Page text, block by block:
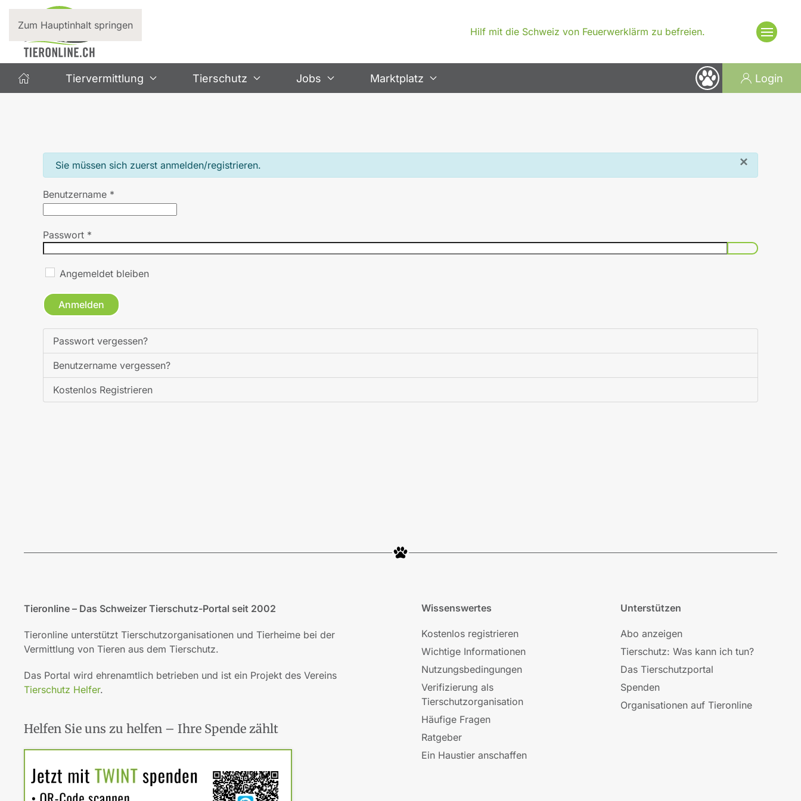
Zum Hauptinhalt springen
Hilf mit die Schweiz von Feuerwerklärm zu befreien.
Tiervermittlung Tierschutz Jobs Marktplatz Login
×
info
Sie müssen sich zuerst anmelden/registrieren.
Benutzername *
Passwort *
Passwort
Angemeldet bleiben
Anmelden
Passwort vergessen?
Benutzername vergessen?
Kostenlos Registrieren
Tieronline – Das Schweizer Tierschutz-Portal seit 2002
Tieronline unterstützt Tierschutzorganisationen und Tierheime bei der
Vermittlung von Tieren aus dem Tierschutz.
Das Portal wird ehrenamtlich betrieben und ist ein Projekt des Vereins
Tierschutz Helfer.
Helfen Sie uns zu helfen – Ihre Spende zählt
Wissenswertes
Kostenlos registrieren
Wichtige Informationen
Nutzungsbedingungen
Verifizierung als
Tierschutzorganisation
Häufige Fragen
Ratgeber
Ein Haustier anschaffen
Unterstützen
Abo anzeigen
Tierschutz: Was kann ich tun?
Das Tierschutzportal
Spenden
Organisationen auf Tieronline